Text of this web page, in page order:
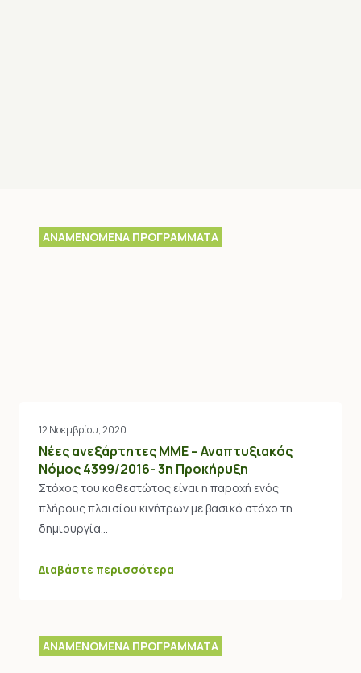
ΑΝΑΜΕΝΟΜΕΝΑ ΠΡΟΓΡΑΜΜΑΤΑ
12 Νοεμβρίου, 2020
Νέες ανεξάρτητες ΜΜΕ – Αναπτυξιακός
Νόμος 4399/2016- 3η Προκήρυξη
Στόχος του καθεστώτος είναι η παροχή ενός
πλήρους πλαισίου κινήτρων με βασικό στόχο τη
δημιουργία…
Διαβάστε περισσότερα
ΑΝΑΜΕΝΟΜΕΝΑ ΠΡΟΓΡΑΜΜΑΤΑ